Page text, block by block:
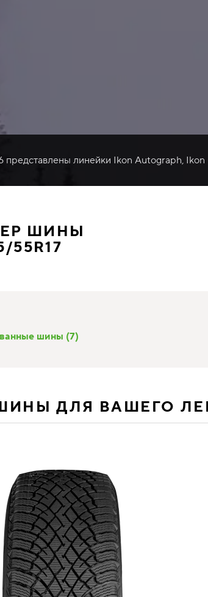
линейки Ikon Autograph,
ШИНЫ
55R17
шины (7)
ДЛЯ ВАШЕГО